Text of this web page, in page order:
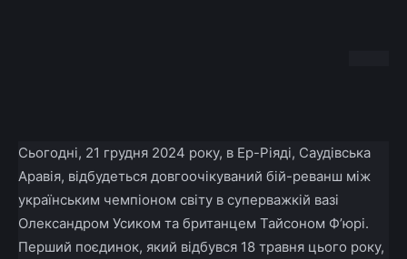
Сьогодні, 21 грудня 2024 року, в Ер-Ріяді, Саудівська
Аравія, відбудеться довгоочікуваний бій-реванш між
українським чемпіоном світу в суперважкій вазі
Олександром Усиком та британцем Тайсоном Ф’юрі.
Перший поєдинок, який відбувся 18 травня цього року,